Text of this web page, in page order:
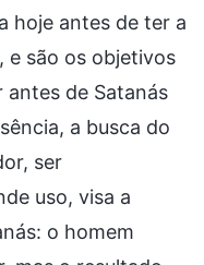
hoje antes de ter a
e são os objetivos
antes de Satanás
a busca do
ser
uso, visa a
o homem